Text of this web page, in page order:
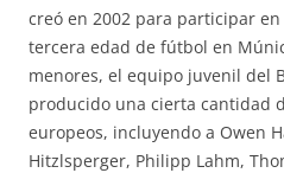
creó en 2002 para participar
tercera edad de fútbol en
menores, el equipo juvenil del
producido una cierta cantidad
europeos, incluyendo a Owen
Hitzlsperger, Philipp Lahm,